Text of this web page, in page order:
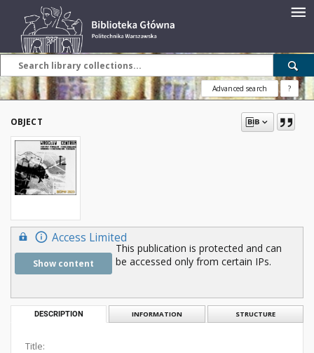
Advanced search ?
OBJECT
Access Limited
Show content
This publication is protected and can
be accessed only from certain IPs.
DESCRIPTION INFORMATION STRUCTURE
Title: